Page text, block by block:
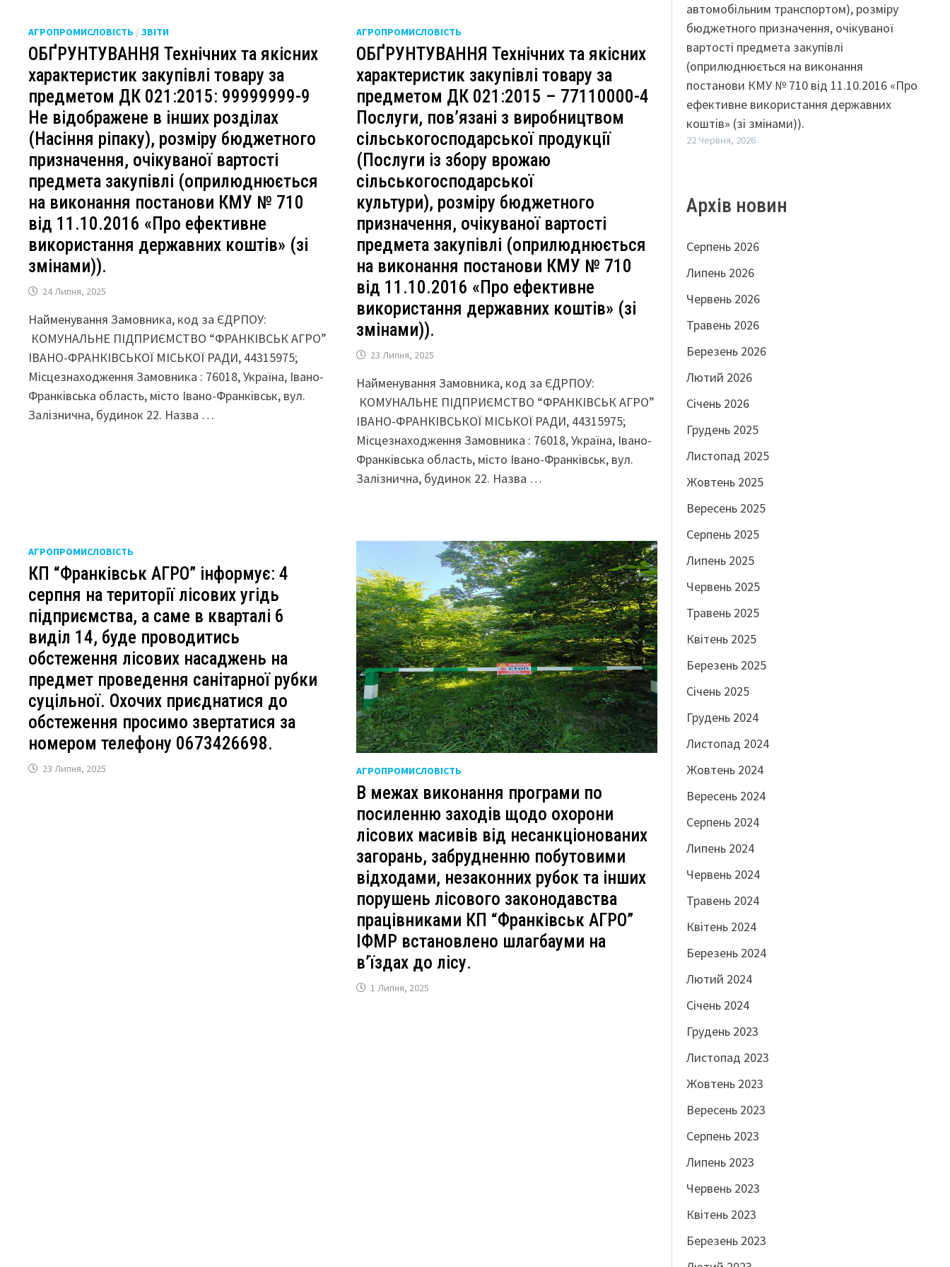
АГРОПРОМИСЛОВІСТЬ /ЗВІТИ
ОБҐРУНТУВАННЯ Технічних та якісних
характеристик закупівлі товару за
предметом ДК 021:2015: 99999999-9
Не відображене в інших розділах
(Насіння ріпаку), розміру бюджетного
призначення, очікуваної вартості
предмета закупівлі (оприлюднюється
на виконання постанови КМУ № 710
від 11.10.2016 «Про ефективне
використання державних коштів» (зі
змінами)).
24 Липня, 2025
Найменування Замовника, код за ЄДРПОУ:
КОМУНАЛЬНЕ ПІДПРИЄМСТВО “ФРАНКІВСЬК АГРО”
ІВАНО-ФРАНКІВСЬКОЇ МІСЬКОЇ РАДИ, 44315975;
Місцезнаходження Замовника : 76018, Україна, Івано-
Франківська область, місто Івано-Франківськ, вул.
Залізнична, будинок 22. Назва …
АГРОПРОМИСЛОВІСТЬ
ОБҐРУНТУВАННЯ Технічних та якісних
характеристик закупівлі товару за
предметом ДК 021:2015 – 77110000-4
Послуги, пов’язані з виробництвом
сільськогосподарської продукції
(Послуги із збору врожаю
сільськогосподарської
культури), розміру бюджетного
призначення, очікуваної вартості
предмета закупівлі (оприлюднюється
на виконання постанови КМУ № 710
від 11.10.2016 «Про ефективне
використання державних коштів» (зі
змінами)).
23 Липня, 2025
Найменування Замовника, код за ЄДРПОУ:
КОМУНАЛЬНЕ ПІДПРИЄМСТВО “ФРАНКІВСЬК АГРО”
ІВАНО-ФРАНКІВСЬКОЇ МІСЬКОЇ РАДИ, 44315975;
Місцезнаходження Замовника : 76018, Україна, Івано-
Франківська область, місто Івано-Франківськ, вул.
Залізнична, будинок 22. Назва …
АГРОПРОМИСЛОВІСТЬ
КП “Франківськ АГРО” інформує: 4
серпня на території лісових угідь
підприємства, а саме в кварталі 6
виділ 14, буде проводитись
обстеження лісових насаджень на
предмет проведення санітарної рубки
суцільної. Охочих приєднатися до
обстеження просимо звертатися за
номером телефону 0673426698.
23 Липня, 2025 АГРОПРОМИСЛОВІСТЬ
В межах виконання програми по
посиленню заходів щодо охорони
лісових масивів від несанкціонованих
загорань, забрудненню побутовими
відходами, незаконних рубок та інших
порушень лісового законодавства
працівниками КП “Франківськ АГРО”
ІФМР встановлено шлагбауми на
в’їздах до лісу.
1 Липня, 2025
автомобільним транспортом), розміру
бюджетного призначення, очікуваної
вартості предмета закупівлі
(оприлюднюється на виконання
постанови КМУ № 710 від 11.10.2016 «Про
ефективне використання державних
коштів» (зі змінами)).
22 Червня, 2026
Архів новин
Серпень 2026
Липень 2026
Червень 2026
Травень 2026
Березень 2026
Лютий 2026
Січень 2026
Грудень 2025
Листопад 2025
Жовтень 2025
Вересень 2025
Серпень 2025
Липень 2025
Червень 2025
Травень 2025
Квітень 2025
Березень 2025
Січень 2025
Грудень 2024
Листопад 2024
Жовтень 2024
Вересень 2024
Серпень 2024
Липень 2024
Червень 2024
Травень 2024
Квітень 2024
Березень 2024
Лютий 2024
Січень 2024
Грудень 2023
Листопад 2023
Жовтень 2023
Вересень 2023
Серпень 2023
Липень 2023
Червень 2023
Квітень 2023
Березень 2023